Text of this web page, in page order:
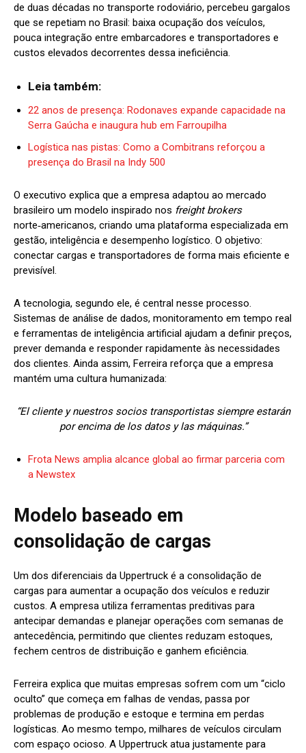
de duas décadas no transporte rodoviário, percebeu gargalos
que se repetiam no Brasil: baixa ocupação dos veículos,
pouca integração entre embarcadores e transportadores e
custos elevados decorrentes dessa ineficiência.
Leia também:
22 anos de presença: Rodonaves expande capacidade na
Serra Gaúcha e inaugura hub em Farroupilha
Logística nas pistas: Como a Combitrans reforçou a
presença do Brasil na Indy 500
O executivo explica que a empresa adaptou ao mercado
brasileiro um modelo inspirado nos freight brokers
norte‑americanos, criando uma plataforma especializada em
gestão, inteligência e desempenho logístico. O objetivo:
conectar cargas e transportadores de forma mais eficiente e
previsível.
A tecnologia, segundo ele, é central nesse processo.
Sistemas de análise de dados, monitoramento em tempo real
e ferramentas de inteligência artificial ajudam a definir preços,
prever demanda e responder rapidamente às necessidades
dos clientes. Ainda assim, Ferreira reforça que a empresa
mantém uma cultura humanizada:
“El cliente y nuestros socios transportistas siempre estarán
por encima de los datos y las máquinas.”
Frota News amplia alcance global ao firmar parceria com
a Newstex
Modelo baseado em
consolidação de cargas
Um dos diferenciais da Uppertruck é a consolidação de
cargas para aumentar a ocupação dos veículos e reduzir
custos. A empresa utiliza ferramentas preditivas para
antecipar demandas e planejar operações com semanas de
antecedência, permitindo que clientes reduzam estoques,
fechem centros de distribuição e ganhem eficiência.
Ferreira explica que muitas empresas sofrem com um “ciclo
oculto” que começa em falhas de vendas, passa por
problemas de produção e estoque e termina em perdas
logísticas. Ao mesmo tempo, milhares de veículos circulam
com espaço ocioso. A Uppertruck atua justamente para